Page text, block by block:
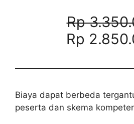
Rp
Rp
Biaya dapat berbeda
peserta dan skema